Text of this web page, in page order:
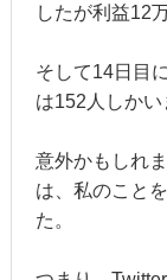
したが利益12
そして14日目
は152人しかい
意外かもしれ
は、私のこと
た。